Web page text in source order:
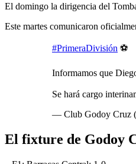
El domingo la dirigencia del
Este martes comunicaron
#PrimeraDivisión ⚽
Informamos que
Se hará cargo
— Club Godoy Cruz
El fixture de Godoy